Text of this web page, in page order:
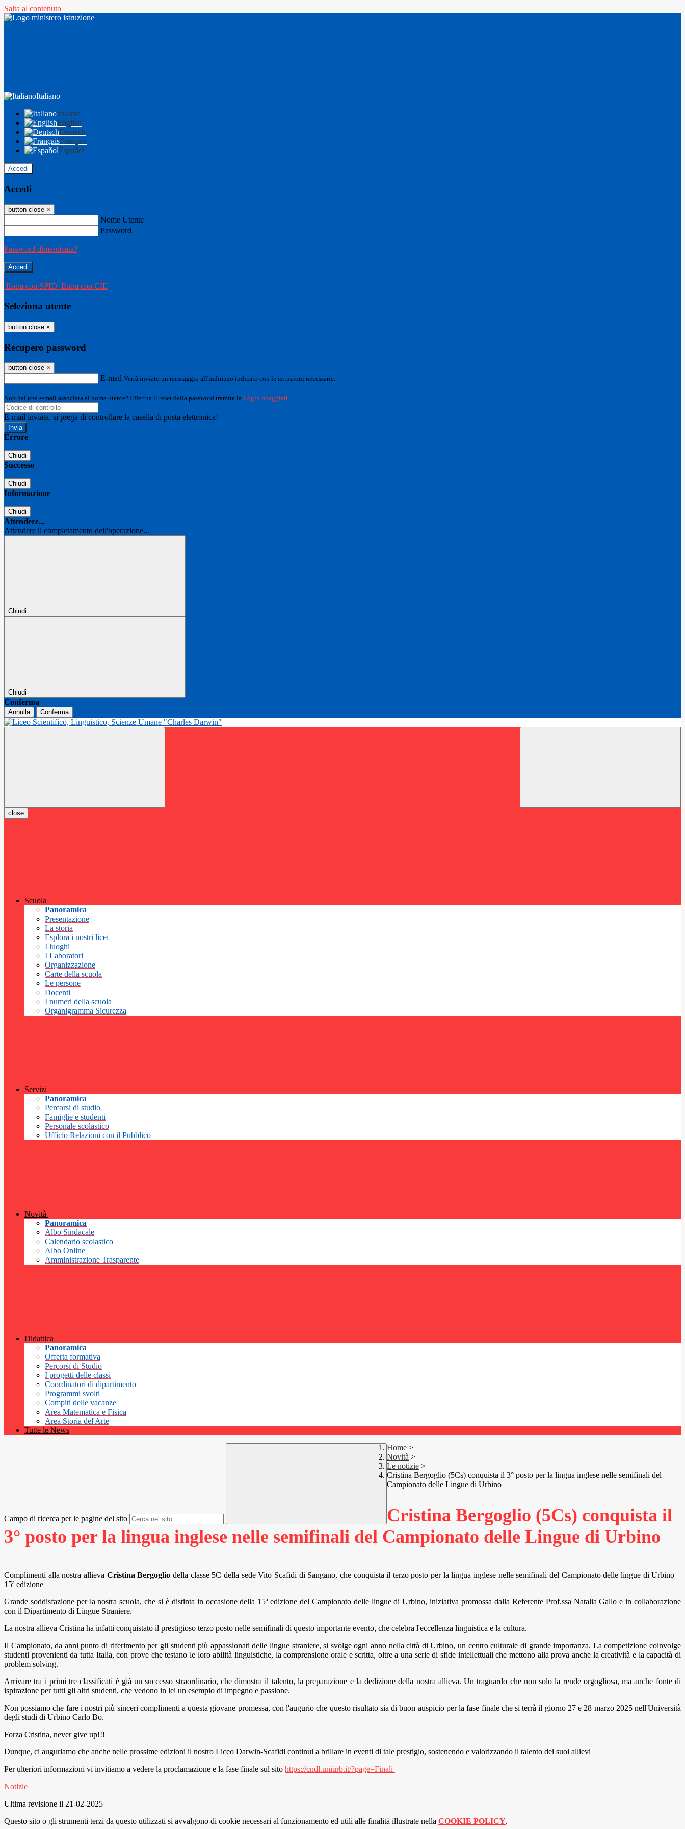
Salta al contenuto
Italiano
Italiano
English
Deutsch
Français
Español
Accedi
Accedi
button close ×
Nome Utente
Password
Password dimenticata?
-
Entra con SPID Entra con CIE
Seleziona utente
button close ×
Recupero password
button close ×
E-mail Verrà inviato un messaggio all'indirizzo indicato con le istruzioni necessarie.
Non hai una e-mail associata al nome utente? Effettua il reset della password tramite la Login Spaggiari
E-mail inviata, si prega di controllare la casella di posta elettronica!
Errore
Chiudi
Successo
Chiudi
Informazione
Chiudi
Attendere...
Attendere il completamento dell'operazione...
Chiudi
Chiudi
Conferma
Annulla Conferma
close
Scuola
Panoramica
Presentazione
La storia
Esplora i nostri licei
I luoghi
I Laboratori
Organizzazione
Carte della scuola
Le persone
Docenti
I numeri della scuola
Organigramma Sicurezza
Servizi
Panoramica
Percorsi di studio
Famiglie e studenti
Personale scolastico
Ufficio Relazioni con il Pubblico
Novità
Panoramica
Albo Sindacale
Calendario scolastico
Albo Online
Amministrazione Trasparente
Didattica
Panoramica
Offerta formativa
Percorsi di Studio
I progetti delle classi
Coordinatori di dipartimento
Programmi svolti
Compiti delle vacanze
Area Matematica e Fisica
Area Storia del'Arte
Tutte le News
Campo di ricerca per le pagine del sito
Home >
Novità >
Le notizie >
Cristina Bergoglio (5Cs) conquista il 3° posto per la lingua inglese nelle semifinali del
Campionato delle Lingue di Urbino
Cristina Bergoglio (5Cs) conquista il
3° posto per la lingua inglese nelle semifinali del Campionato delle Lingue di Urbino
Complimenti alla nostra allieva Cristina Bergoglio della classe 5C della sede Vito Scafidi di Sangano, che conquista il terzo posto per la lingua inglese nelle semifinali del Campionato delle lingue di Urbino –
15ª edizione
Grande soddisfazione per la nostra scuola, che si è distinta in occasione della 15ª edizione del Campionato delle lingue di Urbino, iniziativa promossa dalla Referente Prof.ssa Natalia Gallo e in collaborazione
con il Dipartimento di Lingue Straniere.
La nostra allieva Cristina ha infatti conquistato il prestigioso terzo posto nelle semifinali di questo importante evento, che celebra l'eccellenza linguistica e la cultura.
Il Campionato, da anni punto di riferimento per gli studenti più appassionati delle lingue straniere, si svolge ogni anno nella città di Urbino, un centro culturale di grande importanza. La competizione coinvolge
studenti provenienti da tutta Italia, con prove che testano le loro abilità linguistiche, la comprensione orale e scritta, oltre a una serie di sfide intellettuali che mettono alla prova anche la creatività e la capacità di
problem solving.
Arrivare tra i primi tre classificati è già un successo straordinario, che dimostra il talento, la preparazione e la dedizione della nostra allieva. Un traguardo che non solo la rende orgogliosa, ma anche fonte di
ispirazione per tutti gli altri studenti, che vedono in lei un esempio di impegno e passione.
Non possiamo che fare i nostri più sinceri complimenti a questa giovane promessa, con l'augurio che questo risultato sia di buon auspicio per la fase finale che si terrà il giorno 27 e 28 marzo 2025 nell'Università
degli studi di Urbino Carlo Bo.
Forza Cristina, never give up!!!
Dunque, ci auguriamo che anche nelle prossime edizioni il nostro Liceo Darwin-Scafidi continui a brillare in eventi di tale prestigio, sostenendo e valorizzando il talento dei suoi allievi
Per ulteriori informazioni vi invitiamo a vedere la proclamazione e la fase finale sul sito https://cndl.uniurb.it/?page=Finali
Notizie
Ultima revisione il 21-02-2025
Questo sito o gli strumenti terzi da questo utilizzati si avvalgono di cookie necessari al funzionamento ed utili alle finalità illustrate nella COOKIE POLICY.